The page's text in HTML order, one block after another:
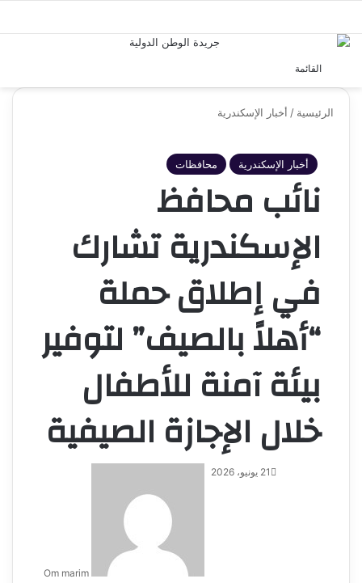
القائمة
الرئيسية / أخبار الإسكندرية
أخبار الإسكندرية محافظات
نائب محافظ
الإسكندرية تشارك
في إطلاق حملة
“أهلاً بالصيف” لتوفير
بيئة آمنة للأطفال
خلال الإجازة الصيفية
Om marim
21 يونيو، 2026